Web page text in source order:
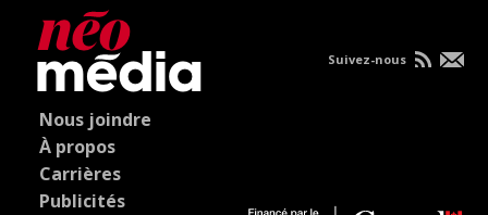
Nous joindre
À propos
Carrières
Publicités
Suivez-nous